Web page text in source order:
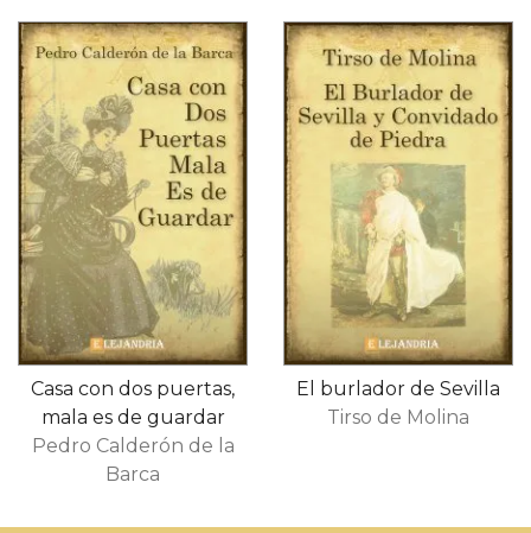
Casa con dos puertas,
mala es de guardar
Pedro Calderón de la
Barca
El burlador de Sevilla
Tirso de Molina